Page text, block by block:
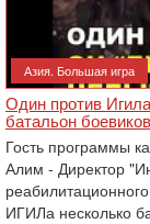
Азия. Большая игра
Один против
батальон
Гость программы
Алим - Директор
ИГИЛа несколько